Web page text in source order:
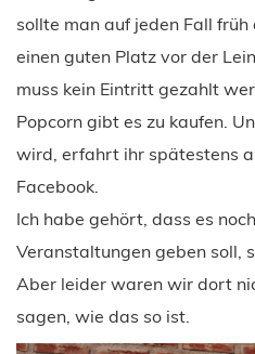
sollte man auf jeden Fall
einen guten Platz vor der
muss kein Eintritt gezahlt
Popcorn gibt es zu kaufen.
wird, erfahrt ihr spätestens
Facebook.
Ich habe gehört, dass es
Veranstaltungen geben soll,
Aber leider waren wir dort
sagen, wie das so ist.